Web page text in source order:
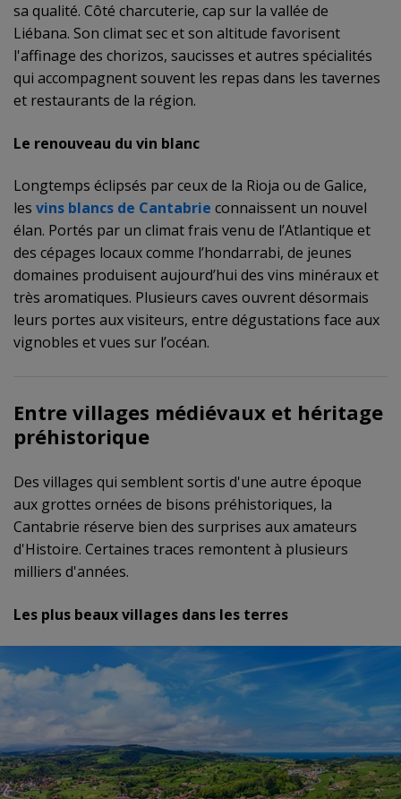
sa qualité. Côté charcuterie, cap sur la vallée de
Liébana. Son climat sec et son altitude favorisent
l'affinage des chorizos, saucisses et autres spécialités
qui accompagnent souvent les repas dans les tavernes
et restaurants de la région.
Le renouveau du vin blanc
Longtemps éclipsés par ceux de la Rioja ou de Galice,
les vins blancs de Cantabrie connaissent un nouvel
élan. Portés par un climat frais venu de l’Atlantique et
des cépages locaux comme l’hondarrabi, de jeunes
domaines produisent aujourd’hui des vins minéraux et
très aromatiques. Plusieurs caves ouvrent désormais
leurs portes aux visiteurs, entre dégustations face aux
vignobles et vues sur l’océan.
Entre villages médiévaux et héritage
préhistorique
Des villages qui semblent sortis d'une autre époque
aux grottes ornées de bisons préhistoriques, la
Cantabrie réserve bien des surprises aux amateurs
d'Histoire. Certaines traces remontent à plusieurs
milliers d'années.
Les plus beaux villages dans les terres